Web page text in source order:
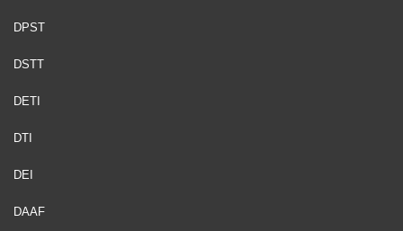
DPST
DSTT
DETI
DTI
DEI
DAAF